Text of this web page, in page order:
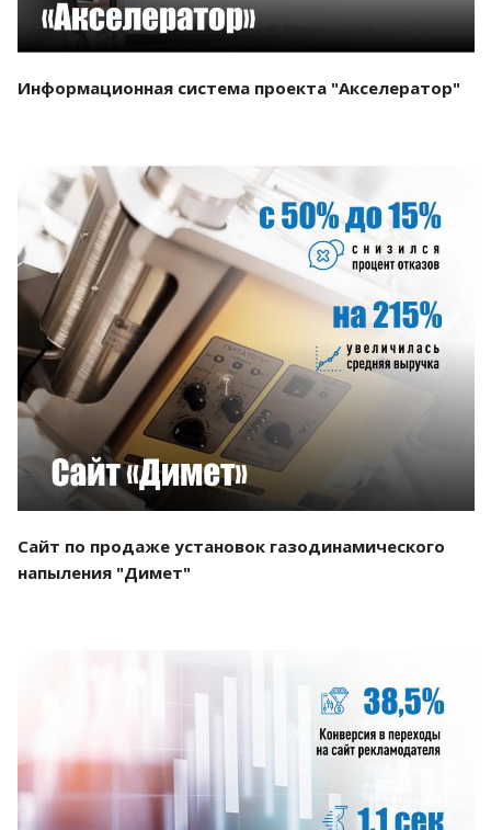
Информационная система проекта "Акселератор"
Смотреть проект
Сайт по продаже установок газодинамического
напыления "Димет"